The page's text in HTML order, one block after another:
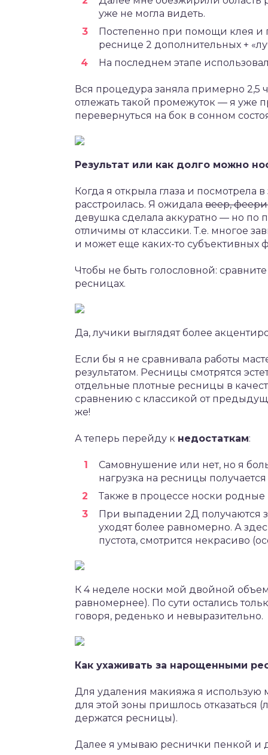
уже не могла видеть.
Постепенно при помощи клея и
реснице 2 дополнительных +
На последнем этапе
Вся процедура заняла примерно 2,5
отлежать такой промежуток — я уже
перевернуться на бок в сонном
Результат или как долго можно
Когда я открыла глаза и посмотрела
расстроилась. Я ожидала веер,
девушка сделала аккуратно — но
отличимы от классики. Т.е. многое
и может еще каких-то субъективных
Чтобы не быть голословной:
ресницах.
Да, лучики выглядят более
Если бы я не сравнивала работы
результатом. Ресницы смотрятся
отдельные плотные ресницы в
сравнению с классикой от
же!
А теперь перейду к недостаткам:
Самовнушение или нет, но я
нагрузка на ресницы
Также в процессе носки
При выпадении 2Д получаются
уходят более равномерно. А
пустота, смотрится некрасиво
К 4 неделе носки мой двойной объем
равномернее). По сути остались
говоря, реденько и невыразительно.
Как ухаживать за нарощенными
Для удаления макияжа я использую
для этой зоны пришлось отказаться
держатся ресницы).
Далее я умываю реснички пенкой и